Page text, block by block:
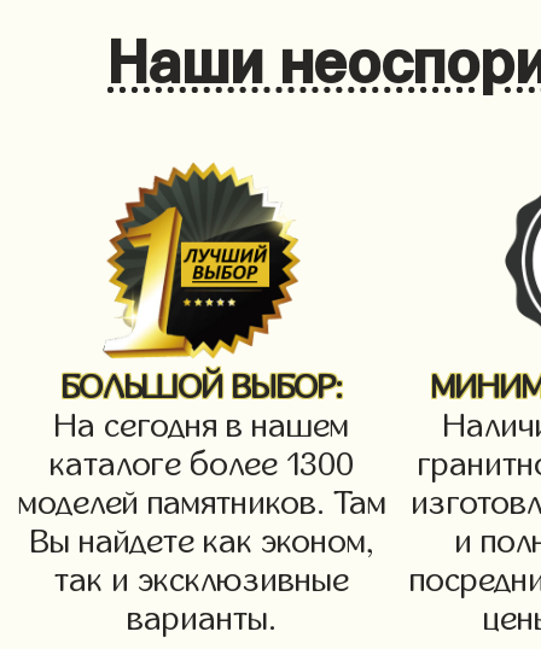
Наши
БОЛЬШОЙ ВЫБОР:
На сегодня в нашем
каталоге более 1300
моделей памятников. Там
Вы найдете как эконом,
так и эксклюзивные
варианты.
и